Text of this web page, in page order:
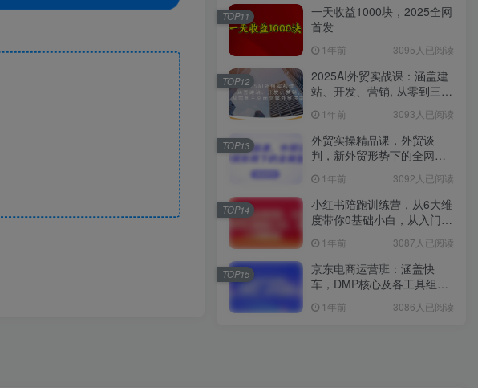
一天收益1000块，2025全网
首发
1年前 3095人已阅读
TOP11
2025AI外贸实战课：涵盖建
站、开发、营销, 从零到三全
1年前 3093人已阅读
TOP12
外贸实操精品课，外贸谈
判，新外贸形势下的全网营
1年前 3092人已阅读
TOP13
小红书陪跑训练营，从6大维
度带你0基础小白，从入门到
1年前 3087人已阅读
TOP14
京东电商运营班：涵盖快
车，DMP核心及各工具组
1年前 3086人已阅读
TOP15